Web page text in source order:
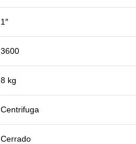
1″
3600
8 kg
Centrifuga
Cerrado